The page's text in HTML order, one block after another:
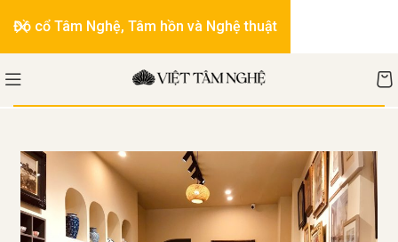
Đồ cổ Tâm Nghệ, Tâm hồn và Nghệ thuật